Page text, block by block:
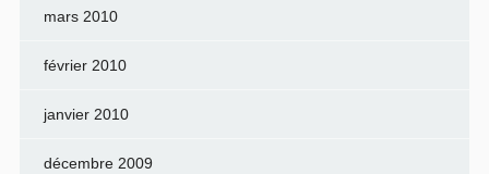
mars 2010
février 2010
janvier 2010
décembre 2009